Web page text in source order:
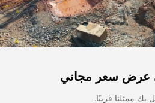
سعر مجاني
ممثلنا قريبًا.